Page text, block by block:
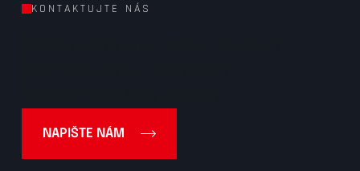
KONTAKTUJTE NÁS
NAPIŠTE NÁM